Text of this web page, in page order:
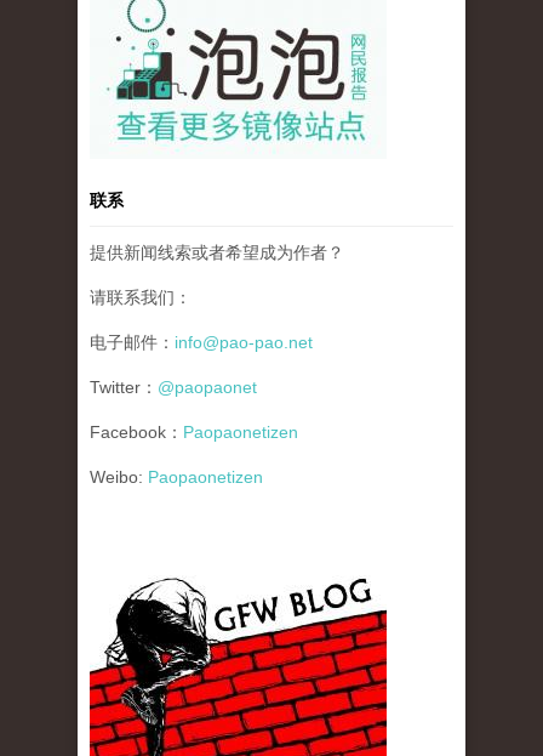
联系
提供新闻线索或者希望成为作者？
请联系我们：
电子邮件： info@pao-pao.net
Twitter： @paopaonet
Facebook： Paopaonetizen
Weibo: Paopaonetizen
gfw_blog_small.jpg